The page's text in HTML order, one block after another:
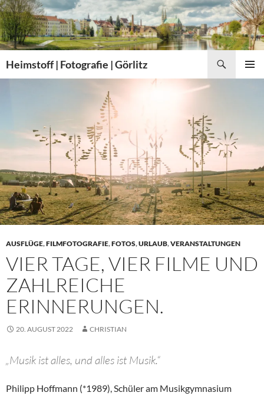
Zum
Inhalt
springen
Heimstoff | Fotografie | Görlitz
AUSFLÜGE,FILMFOTOGRAFIE,FOTOS,URLAUB,VERANSTALTUNGEN
VIER TAGE, VIER FILME UND
ZAHLREICHE
ERINNERUNGEN.
20. AUGUST 2022 CHRISTIAN
„Musik ist alles, und alles ist Musik.“
Philipp Hoffmann (*1989), Schüler am Musikgymnasium